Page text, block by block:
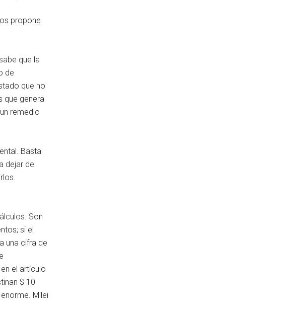
propone
que la
de
que no
que genera
remedio
Basta
dejar de
Son
si el
una cifra de
el artículo
$ 10
Milei